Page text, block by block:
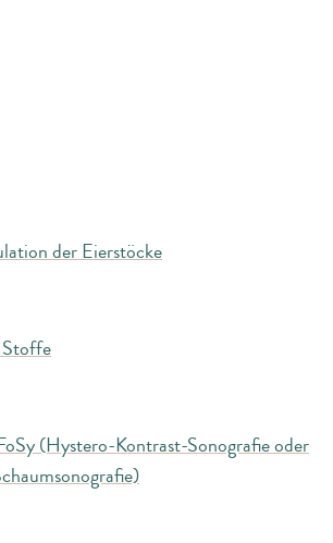
der Eierstöcke
(Hystero-Kontrast-Sonografie oder